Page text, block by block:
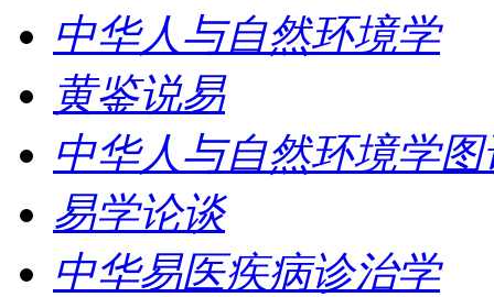
中华人与自然环境学
黄鉴说易
中华人与自然环境学图
易学论谈
中华易医疾病诊治学